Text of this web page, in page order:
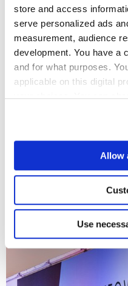
store and access
serve personalized ads
measurement, audience
development. You have a
and for what purposes.
applicable on this digital
your choices. You can
If you allow, we would
Collect information
location which can be
Identify your
specific
Find out more about how
and set your preferences
We use cookies to
provide social media
Allow
Use
Art City Bologna
Программа
l’Arte в театре S.
Возвращаются инициативы
per l'Arte, посвященные
архитектуре и